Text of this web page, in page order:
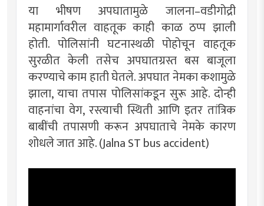
या भीषण अपघातामुळे जालना–वडीगोद्री
महामार्गावरील वाहतूक काही काळ ठप्प झाली
होती. पोलिसांनी घटनास्थळी पोहोचून वाहतूक
सुरळीत केली तसेच अपघातग्रस्त बस बाजूला
करण्याचे काम हाती घेतले. अपघात नेमका कशामुळे
झाला, याचा तपास पोलिसांकडून सुरू आहे. दोन्ही
वाहनांचा वेग, रस्त्याची स्थिती आणि इतर तांत्रिक
बाबींची तपासणी करून अपघाताचे नेमके कारण
शोधले जात आहे. (Jalna ST bus accident)